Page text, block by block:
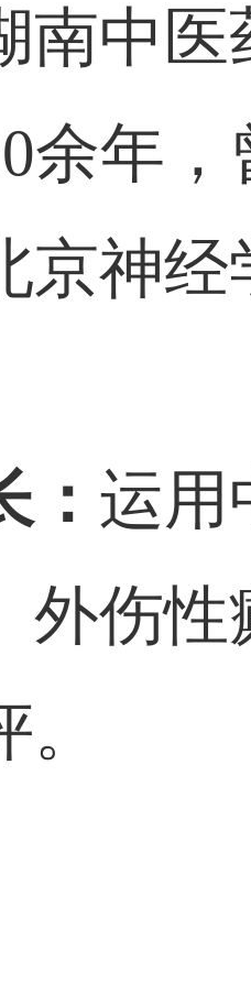
南中
余年
京神
运用
外伤性